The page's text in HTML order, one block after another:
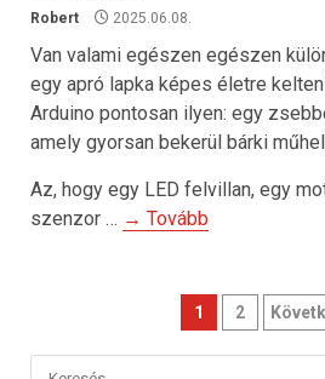
Robert 2025.06.08.
Van valami egészen egészen
egy apró lapka képes életre
Arduino pontosan ilyen: egy
amely gyorsan bekerül bárki
Az, hogy egy LED felvillan, egy
szenzor … → Tovább
lapozása
1 2
Keresés: